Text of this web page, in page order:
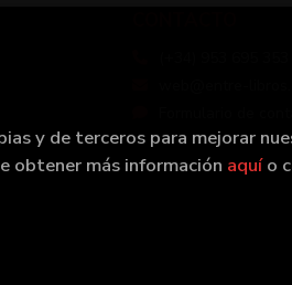
y de terceros para mejorar
obtener más información aquío